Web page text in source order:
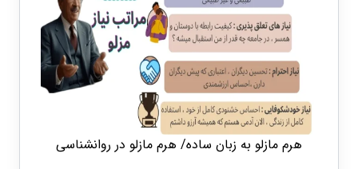
هرم مازلو به زبان ساده/ هرم مازلو در روانشناسی